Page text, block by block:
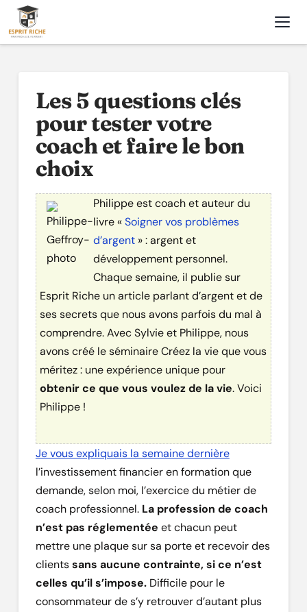
Les 5 questions clés
pour tester votre
coach et faire le bon
choix
Philippe est coach et auteur du
livre «Soigner vos problèmes
d’argent» : argent et
développement personnel.
Chaque semaine, il publie sur
Esprit Riche un article parlant d’argent et de
ses secrets que nous avons parfois du mal à
comprendre. Avec Sylvie et Philippe, nous
avons créé le séminaire Créez la vie que vous
méritez : une expérience unique pour
obtenir ce que vous voulez de la vie. Voici
Philippe !
Je vous expliquais la semaine dernière
l’investissement financier en formation que
demande, selon moi, l’exercice du métier de
coach professionnel. La profession de coach
n’est pas réglementée et chacun peut
mettre une plaque sur sa porte et recevoir des
clientssans aucune contrainte, si ce n’est
celles qu’il s’impose.Difficile pour le
consommateur de s’y retrouver d’autant plus